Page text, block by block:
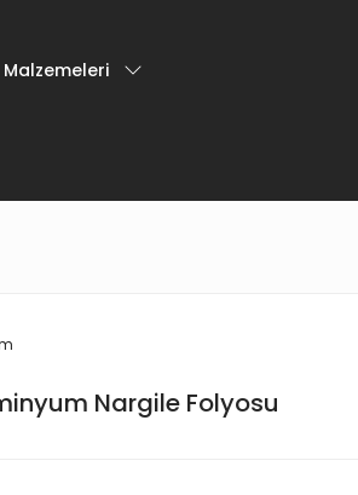
Nargile Folyosu